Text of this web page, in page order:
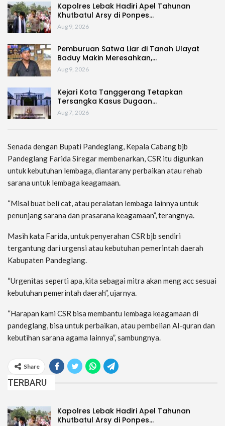
Kapolres Lebak Hadiri Apel Tahunan
Khutbatul Arsy di Ponpes…
Aug 9, 2026
Pemburuan Satwa Liar di Tanah Ulayat
Baduy Makin Meresahkan,…
Aug 9, 2026
Kejari Kota Tanggerang Tetapkan
Tersangka Kasus Dugaan…
Aug 7, 2026
Senada dengan Bupati Pandeglang, Kepala Cabang bjb
Pandeglang Farida Siregar membenarkan, CSR itu digunkan
untuk kebutuhan lembaga, diantarany perbaikan atau rehab
sarana untuk lembaga keagamaan.
“Misal buat beli cat, atau peralatan lembaga lainnya untuk
penunjang sarana dan prasarana keagamaan”, terangnya.
Masih kata Farida, untuk penyerahan CSR bjb sendiri
tergantung dari urgensi atau kebutuhan pemerintah daerah
Kabupaten Pandeglang.
“Urgenitas seperti apa, kita sebagai mitra akan meng acc sesuai
kebutuhan pemerintah daerah”, ujarnya.
“Harapan kami CSR bisa membantu lembaga keagamaan di
pandeglang, bisa untuk perbaikan, atau pembelian Al-quran dan
kebutihan sarana agama lainnya”, sambungnya.
Share
TERBARU
Kapolres Lebak Hadiri Apel Tahunan
Khutbatul Arsy di Ponpes…